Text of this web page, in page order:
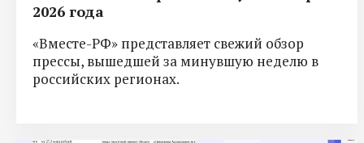
2026 года
«Вместе-РФ» представляет свежий обзор
прессы, вышедшей за минувшую неделю в
российских регионах.